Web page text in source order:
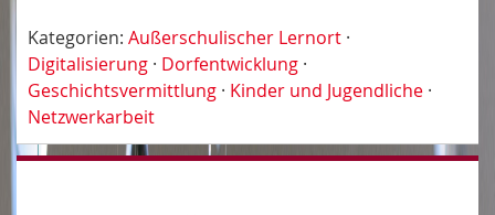
Kategorien: Außerschulischer Lernort ·
Digitalisierung · Dorfentwicklung ·
Geschichtsvermittlung · Kinder und Jugendliche ·
Netzwerkarbeit